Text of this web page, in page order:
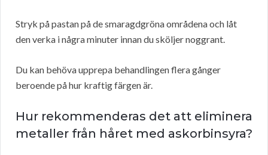
Stryk på pastan på de smaragdgröna områdena och låt
den verka i några minuter innan du sköljer noggrant.
Du kan behöva upprepa behandlingen flera gånger
beroende på hur kraftig färgen är.
Hur rekommenderas det att eliminera
metaller från håret med askorbinsyra?